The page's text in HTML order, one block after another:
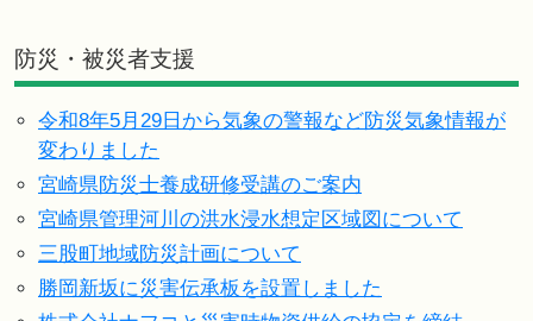
防災・被災者支援
令和8年5月29日から気象の警報など防災気象情報が
変わりました
宮崎県防災士養成研修受講のご案内
宮崎県管理河川の洪水浸水想定区域図について
三股町地域防災計画について
勝岡新坂に災害伝承板を設置しました